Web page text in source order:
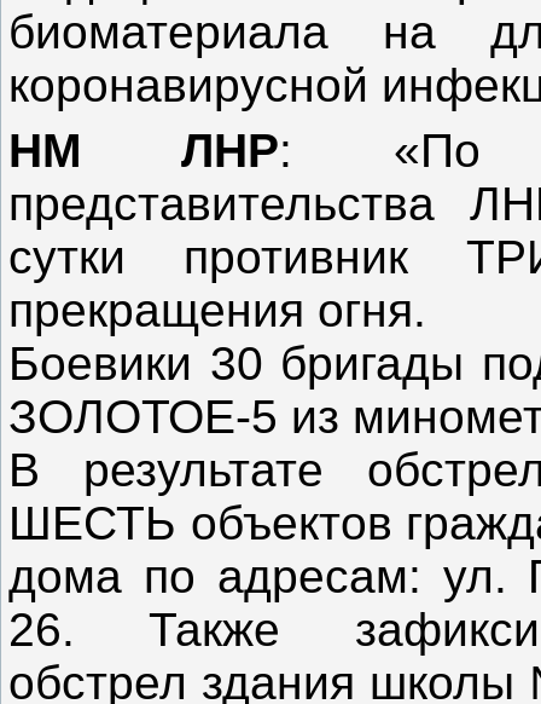
биоматериала на
коронавирусной
НМ ЛНР: «По
представительства
сутки противник
прекращения огня.
Боевики 30 бригады
ЗОЛОТОЕ-5 из
В результате
ШЕСТЬ объектов
дома по адресам: ул.
26. Также
обстрел здания